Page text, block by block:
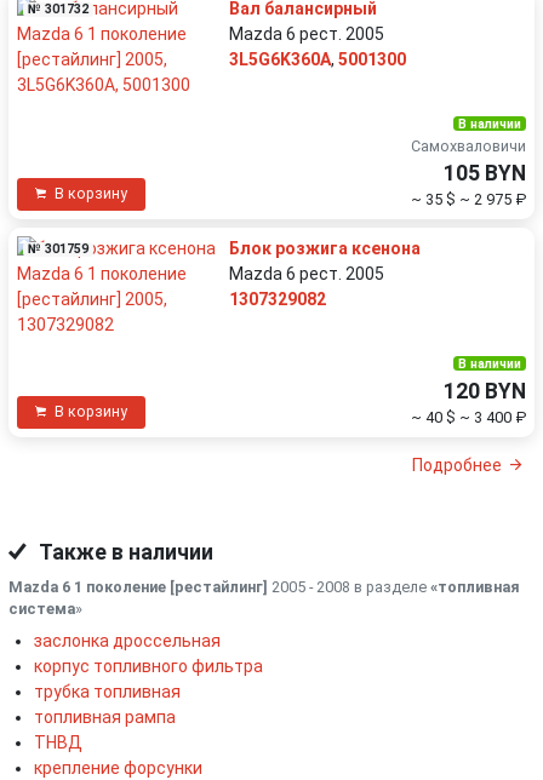
№ 301732
Вал балансирный
Mazda 6 рест. 2005
3L5G6K360A, 5001300
В корзину
В наличии
Самохваловичи
105 BYN
~ 35 $ ~ 2 975 ₽
№ 301759
Блок розжига ксенона
Mazda 6 рест. 2005
1307329082
В корзину
В наличии
120 BYN
~ 40 $ ~ 3 400 ₽
Подробнее
Также в наличии
Mazda 6 1 поколение [рестайлинг] 2005 - 2008 в разделе «топливная
система»
заслонка дроссельная
корпус топливного фильтра
трубка топливная
топливная рампа
ТНВД
крепление форсунки